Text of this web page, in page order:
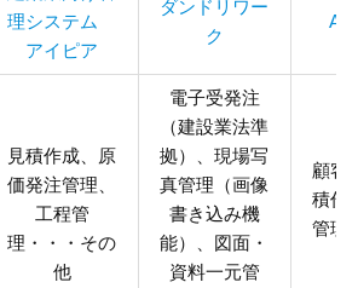
理システム
アイピア
ダンドリワー
ク
見積作成、原
価発注管理、
工程管
理・・・その
他
電子受発注
（建設業法準
拠）、現場写
真管理（画像
書き込み機
能）、図面・
資料一元管
顧客
積作
管理